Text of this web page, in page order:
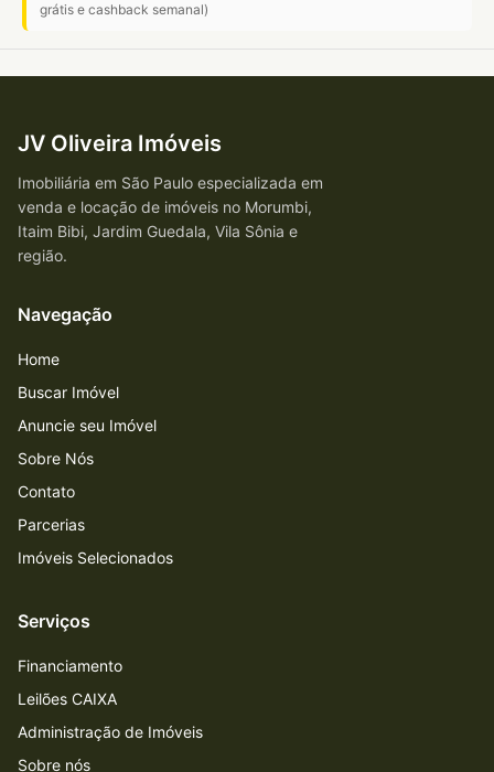
grátis e cashback semanal)
JV Oliveira Imóveis
Imobiliária em São Paulo especializada em
venda e locação de imóveis no Morumbi,
Itaim Bibi, Jardim Guedala, Vila Sônia e
região.
Navegação
Home
Buscar Imóvel
Anuncie seu Imóvel
Sobre Nós
Contato
Parcerias
Imóveis Selecionados
Serviços
Financiamento
Leilões CAIXA
Administração de Imóveis
Sobre nós